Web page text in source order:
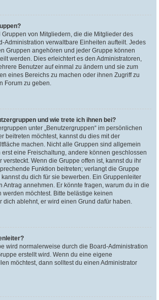
Gruppen von Mitgliedern, die die Mitglieder des
Administration verwaltbare Einheiten aufteilt. Jedes
Gruppen angehören und jeder Gruppe können
werden. Dies erleichtert es den Administratoren,
Benutzer auf einmal zu ändern und sie zum
eines Bereichs zu machen oder ihnen Zugriff zu
Forum zu geben.
und wie trete ich ihnen bei?
unter „Benutzergruppen“ im persönlichen
beitreten möchtest, kannst du dies mit der
machen. Nicht alle Gruppen sind allgemein
eine Freischaltung, andere können geschlossen
versteckt. Wenn die Gruppe offen ist, kannst du ihr
Funktion beitreten; verlangt die Gruppe
du dich für sie bewerben. Ein Gruppenleiter
Antrag annehmen. Er könnte fragen, warum du in die
werden möchtest. Bitte belästige keinen
dich ablehnt, er wird einen Grund dafür haben.
wird normalerweise durch die Board-Administration
erstellt wird. Wenn du eine eigene
möchtest, dann solltest du einen Administrator